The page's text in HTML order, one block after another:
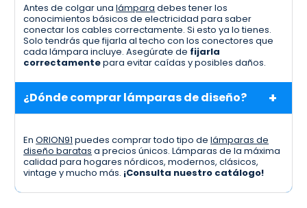
Antes de colgar unalámpara debes tener los
conocimientos básicos de electricidad para saber
conectar los cables correctamente. Si esto ya lo tienes.
Solo tendrás que fijarla al techo con los conectores que
cada lámpara incluye. Asegúrate de fijarla
correctamentepara evitar caídas y posibles daños.
¿Dónde comprar lámparas de diseño?
EnORION91 puedes comprar todo tipo delámparas de
diseño baratas a precios únicos. Lámparas de la máxima
calidad para hogares nórdicos, modernos, clásicos,
vintage y mucho más. ¡Consulta nuestro catálogo!